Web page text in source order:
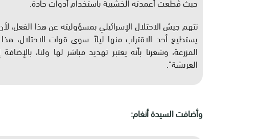
نتهم جيش الاحتلال الإسرائيلي بمسؤوليته عن هذا الفعل،
يستطيع أحد الاقتراب منها ليلاً سوى قوات الاحتلال،
المزرعة، وشعرنا بأنه يعتبر تهديد مباشر لها ولنا،
العريشة."
وأضافت السيدة أنغام: